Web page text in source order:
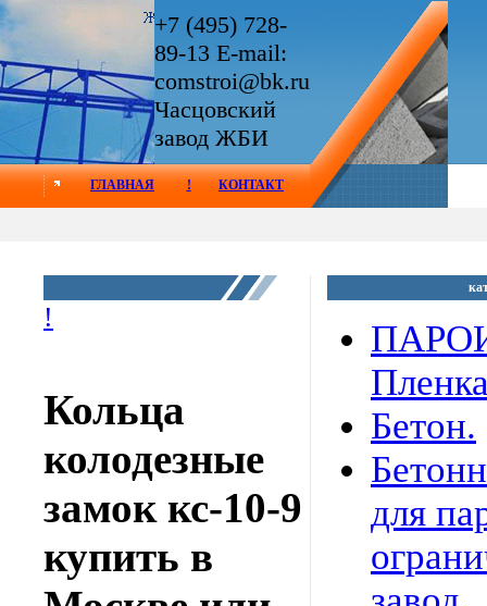
+7 (495) 728-
89-13 E-mail:
comstroi@bk.ru
Часцовский
завод ЖБИ
ГЛАВНАЯ ! КОНТАКТ
!
Кольца
колодезные
замок кс-10-9
купить в
Бетон.
для